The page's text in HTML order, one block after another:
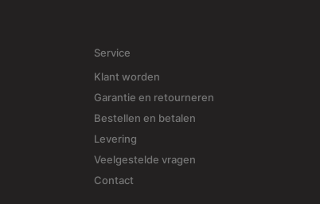
Service
Klant worden
Garantie en retourneren
Bestellen en betalen
Levering
Veelgestelde vragen
Contact